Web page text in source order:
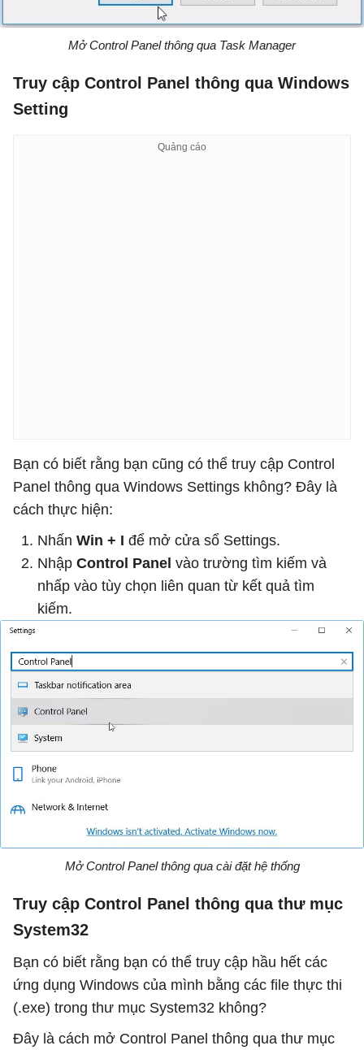
Mở Control Panel thông qua Task Manager
Truy cập Control Panel thông qua Windows
Setting
Bạn có biết rằng bạn cũng có thể truy cập Control
Panel thông qua Windows Settings không? Đây là
cách thực hiện:
Nhấn Win + I để mở cửa sổ Settings.
Nhập Control Panel vào trường tìm kiếm và
nhấp vào tùy chọn liên quan từ kết quả tìm
kiếm.
Mở Control Panel thông qua cài đặt hệ thống
Truy cập Control Panel thông qua thư mục
System32
Bạn có biết rằng bạn có thể truy cập hầu hết các
ứng dụng Windows của mình bằng các file thực thi
(.exe) trong thư mục System32 không?
Đây là cách mở Control Panel thông qua thư mục